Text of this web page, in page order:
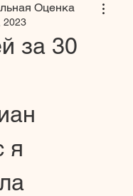
Оценка
2023
за 30
я